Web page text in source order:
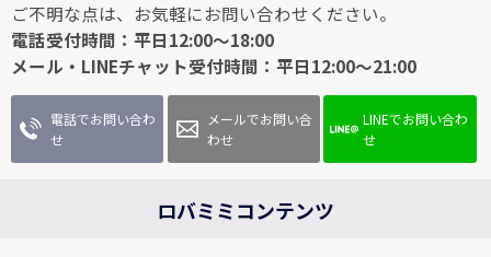
ご不明な点は、お気軽にお問い合わせください。
電話受付時間：平日12:00～18:00
メール・LINEチャット受付時間：平日12:00～21:00
電話でお問い合わ
せ
メールでお問い合
わせ
LINEでお問い合わ
せ
ロバミミコンテンツ